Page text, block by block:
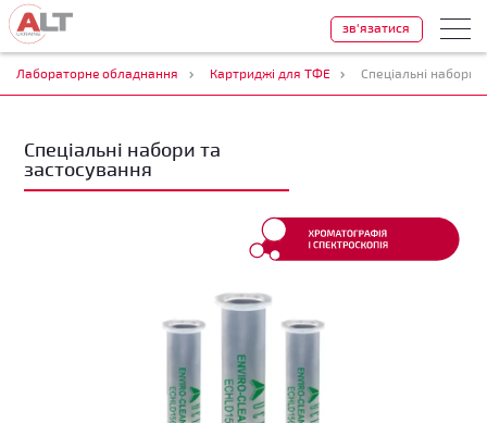
зв'язатися
Лабораторне обладнання Картриджі для ТФЕ Спеціальні набори
Спеціальні набори та
застосування